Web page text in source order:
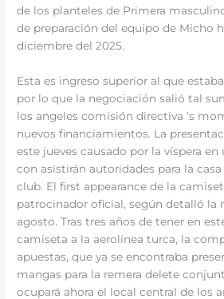
de los planteles de Primera
de preparación del equipo de Micho
diciembre del 2025.
Esta es ingreso superior al que
por lo que la negociación salió tal
los angeles comisión directiva ‘s
nuevos financiamientos. La
este jueves causado por la víspera
con asistirán autoridades para la
club. El first appearance de la
patrocinador oficial, según detalló la
agosto. Tras tres años de tener en
camiseta a la aerolínea turca, la
apuestas, que ya se encontraba
mangas para la remera delete
ocupará ahora el local central de los